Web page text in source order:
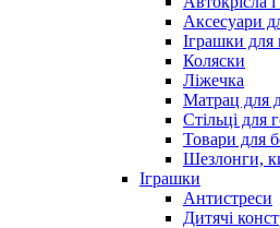
Аксесуари
Іграшки для
Коляски
Ліжечка
Матрац для
Стільці для
Товари для
Шезлонги,
Іграшки
Антистреси
Дитячі